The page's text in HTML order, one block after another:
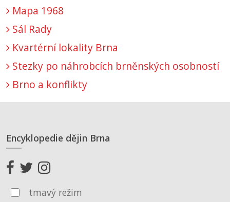
Mapa 1968
Sál Rady
Kvartérní lokality Brna
Stezky po náhrobcích brněnských osobností
Brno a konflikty
Encyklopedie dějin Brna
tmavý režim